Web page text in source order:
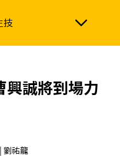
技
興誠將到場力
| 劉祐龍